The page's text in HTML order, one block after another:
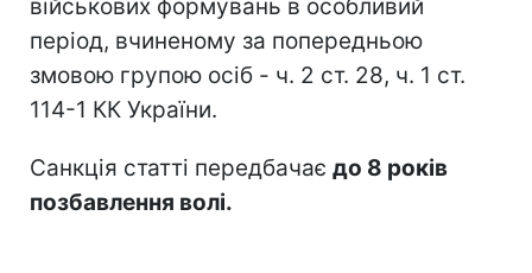
військових формувань в особливий
період, вчиненому за попередньою
змовою групою осіб - ч. 2 ст. 28, ч. 1 ст.
114-1 КК України.
Санкція статті передбачає до 8 років
позбавлення волі.